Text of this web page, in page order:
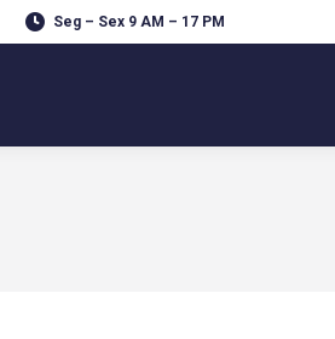
Seg – Sex 9 AM – 17 PM